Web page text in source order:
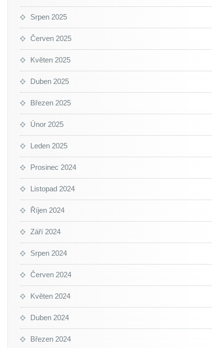
Srpen 2025
Červen 2025
Květen 2025
Duben 2025
Březen 2025
Únor 2025
Leden 2025
Prosinec 2024
Listopad 2024
Říjen 2024
Září 2024
Srpen 2024
Červen 2024
Květen 2024
Duben 2024
Březen 2024